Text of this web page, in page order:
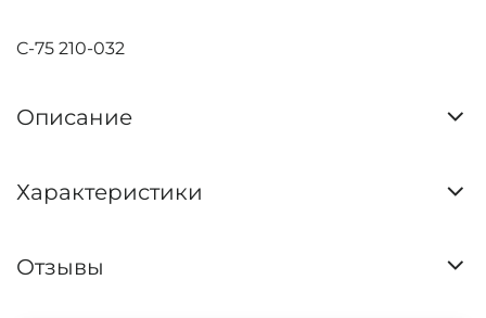
C-75 210-032
Описание
Характеристики
Отзывы